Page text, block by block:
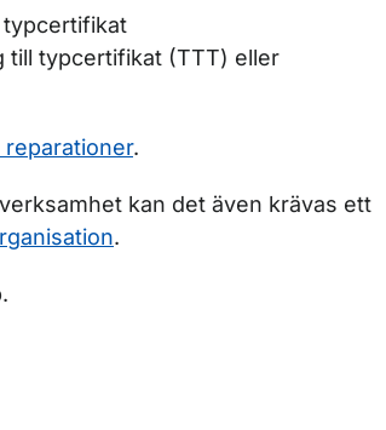
typcertifikat
till typcertifikat (TTT) eller
.
kan det även krävas ett
.